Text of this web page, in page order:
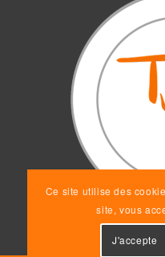
Ce site utilise des
site, vous
J'accepte